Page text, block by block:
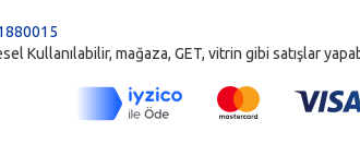
Kullanılabilir, mağaza, GET, vitrin gibi satışlar